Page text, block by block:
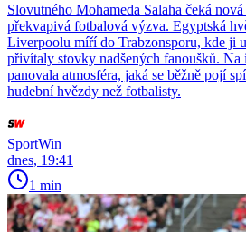
Slovutného Mohameda Salaha čeká
překvapivá fotbalová výzva. Egyptská
Liverpoolu míří do Trabzonsporu, kde ji
přivítaly stovky nadšených fanoušků. Na
panovala atmosféra, jaká se běžně pojí
hudební hvězdy než fotbalisty.
SportWin
dnes, 19:41
1 min